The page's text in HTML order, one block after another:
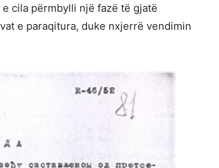
cila përmbylli një fazë të gjatë
e paraqitura, duke nxjerrë vendimin